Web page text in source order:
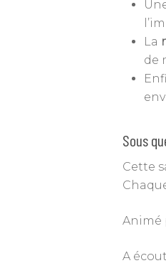
La
de
Sous
Cette
Animé
A